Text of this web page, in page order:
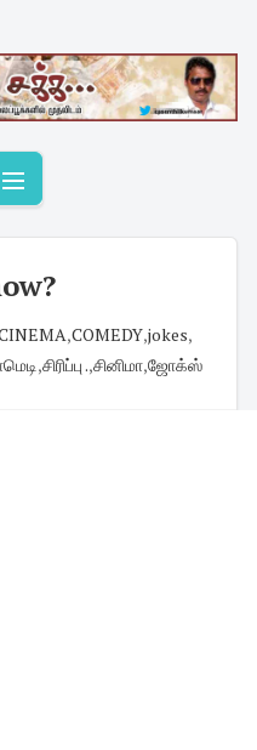
,COMEDY,jokes,
,சிரிப்பு .,சினிமா,ஜோக்ஸ்